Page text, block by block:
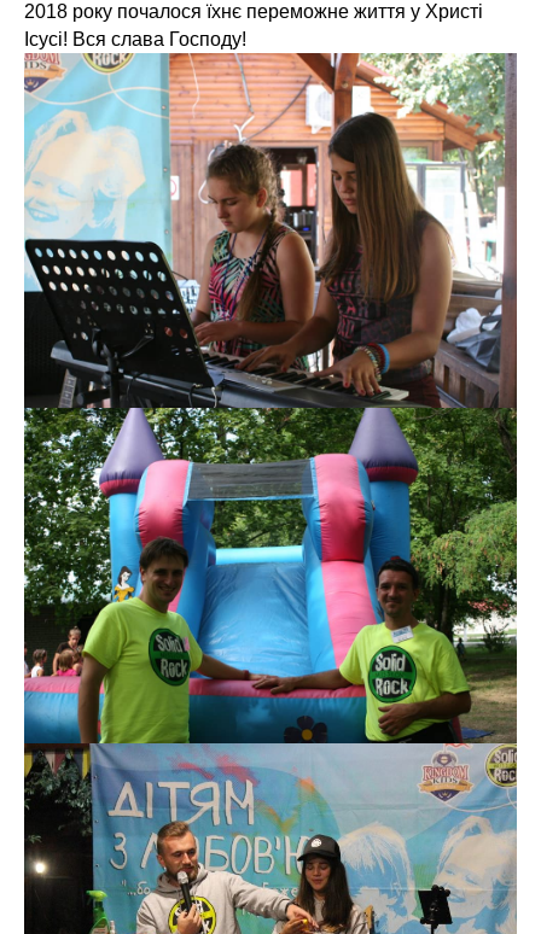
2018 року почалося їхнє переможне життя у Христі
Ісусі! Вся слава Господу!